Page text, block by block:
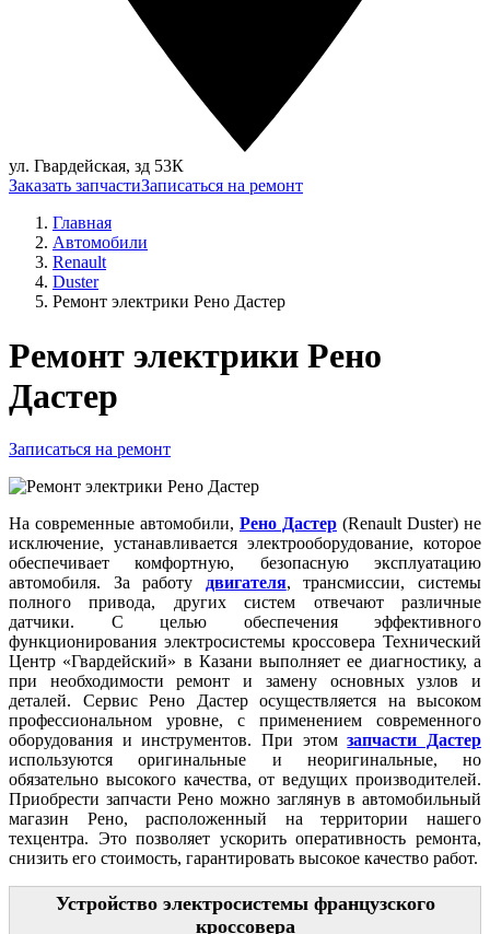
ул. Гвардейская, зд 53К
Заказать запчастиЗаписаться на ремонт
Главная
Автомобили
Renault
Duster
Ремонт электрики Рено Дастер
Ремонт электрики Рено
Дастер
Записаться на ремонт
На современные автомобили, Рено Дастер (Renault Duster) не
исключение, устанавливается электрооборудование, которое
обеспечивает комфортную, безопасную эксплуатацию
автомобиля. За работу двигателя, трансмиссии, системы
полного привода, других систем отвечают различные
датчики. С целью обеспечения эффективного
функционирования электросистемы кроссовера Технический
Центр «Гвардейский» в Казани выполняет ее диагностику, а
при необходимости ремонт и замену основных узлов и
деталей. Сервис Рено Дастер осуществляется на высоком
профессиональном уровне, с применением современного
оборудования и инструментов. При этомзапчасти Дастер
используются оригинальные и неоригинальные, но
обязательно высокого качества, от ведущих производителей.
Приобрести запчасти Рено можно заглянув в автомобильный
магазин Рено, расположенный на территории нашего
техцентра. Это позволяет ускорить оперативность ремонта,
снизить его стоимость, гарантировать высокое качество работ.
Устройство электросистемы французского
кроссовера